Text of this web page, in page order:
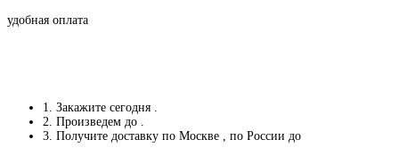
удобная оплата
1. Закажите сегодня
2. Произведем до
3. Получите доставку по Москве
, по России до